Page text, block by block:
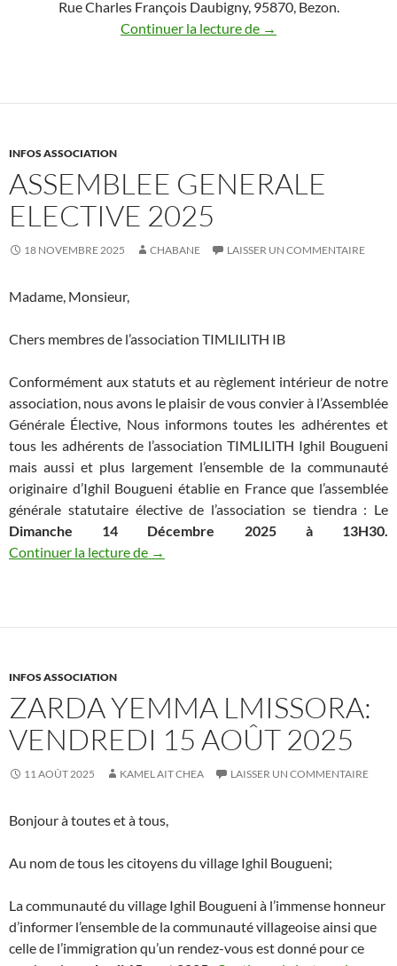
Rue Charles François Daubigny, 95870, Bezon.
Continuer la lecture de
Notre traditionnelle
→
INFOS ASSOCIATION
ASSEMBLEE GENERALE
ELECTIVE 2025
18 NOVEMBRE 2025 CHABANE LAISSER UN COMMENTAIRE
Madame, Monsieur,
Chers membres de l’association TIMLILITH IB
Conformément aux statuts et au règlement intérieur de notre
association, nous avons le plaisir de vous convier à l’Assemblée
Générale Élective, Nous informons toutes les adhérentes et
tous les adhérents de l’association TIMLILITH Ighil Bougueni
mais aussi et plus largement l’ensemble de la communauté
originaire d’Ighil Bougueni établie en France que l’assemblée
générale statutaire élective de l’association se tiendra : Le
Dimanche 14 Décembre 2025 à 13H30.
Continuer la lecture de
ASSEMBLEE GENERALE ELECTIVE
→
INFOS ASSOCIATION
ZARDA YEMMA LMISSORA:
VENDREDI 15 AOÛT 2025
11 AOÛT 2025 KAMEL AIT CHEA LAISSER UN COMMENTAIRE
Bonjour à toutes et à tous,
Au nom de tous les citoyens du village Ighil Bougueni;
La communauté du village Ighil Bougueni à l’immense honneur
d’informer l’ensemble de la communauté villageoise ainsi que
celle de l’immigration qu’un rendez-vous est donné pour ce